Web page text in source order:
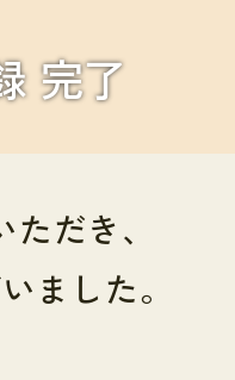
完了
だき、
ました。